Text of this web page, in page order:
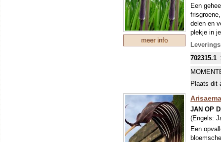
meer info
Een
delen en
plekje in
dan is het
waardoor
groeien
702315.1
Plaats dit
JAN OP
(Engels:
Een